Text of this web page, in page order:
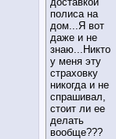
полиса на
дом...Я вот
даже и не
знаю...Никто
у меня эту
страховку
никогда и не
спрашивал,
стоит ли ее
делать
вообще???